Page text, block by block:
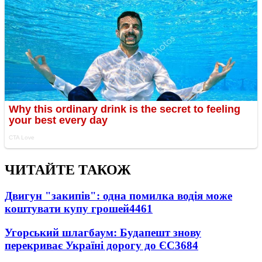
ЧИТАЙТЕ ТАКОЖ
Двигун "закипів": одна помилка водія може
коштувати купу грошей4461
Угорський шлагбаум: Будапешт знову
перекриває Україні дорогу до ЄС3684